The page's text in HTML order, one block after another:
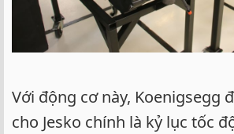
Với động cơ này, Koenigsegg
cho Jesko chính là kỷ lục tốc